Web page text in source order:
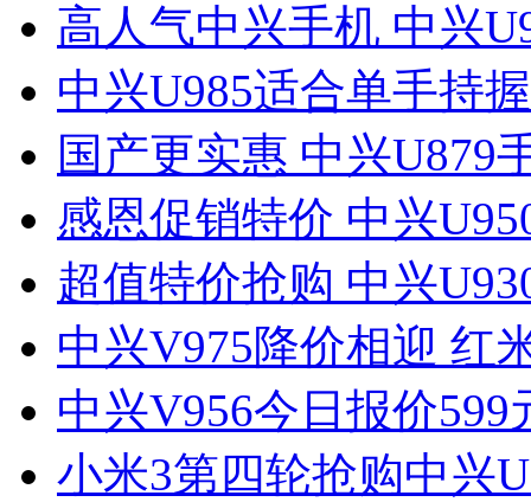
高人气中兴手机 中兴
中兴U985适合单手持
国产更实惠 中兴U879
感恩促销特价 中兴
超值特价抢购 中兴
中兴V975降价相迎 红
中兴V956今日报价599
小米3第四轮抢购中兴